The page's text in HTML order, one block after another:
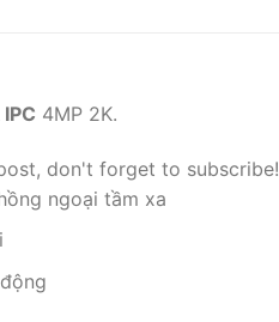
4MP 2K.
don't forget to subscribe!
ngoại tầm xa